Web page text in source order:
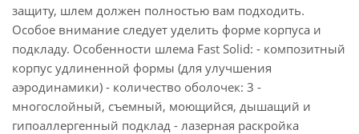
защиту, шлем должен полностью вам подходить.
Особое внимание следует уделить форме корпуса и
подкладу. Особенности шлема Fast Solid: - композитный
корпус удлиненной формы (для улучшения
аэродинамики) - количество оболочек: 3 -
многослойный, съемный, моющийся, дышащий и
гипоаллергенный подклад - лазерная раскройка